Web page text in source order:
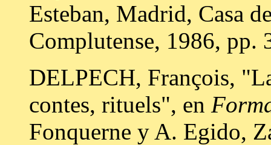
Esteban, Madrid, Casa
Complutense, 1986, pp.
DELPECH, François,
contes, rituels", en
Fonquerne y A. Egido,